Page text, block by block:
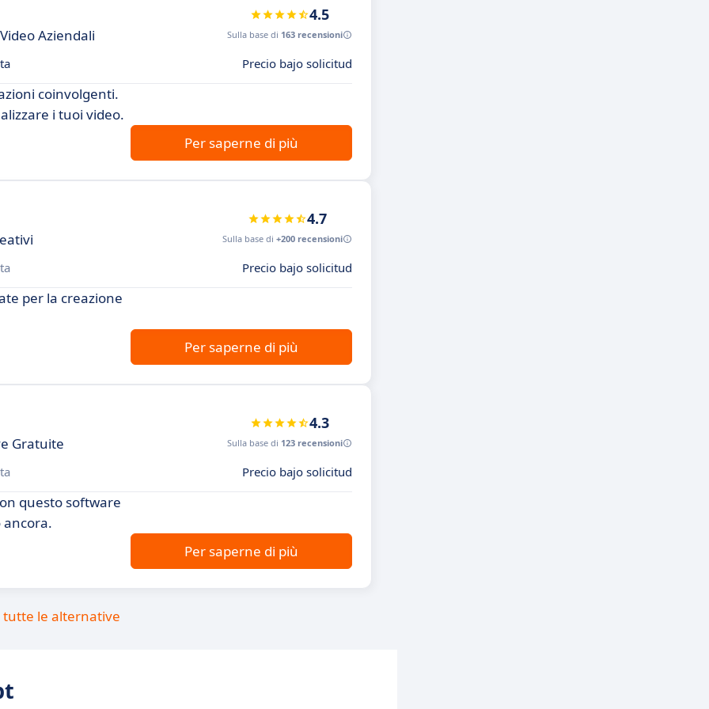
Aziendali
4.5
Sulla base di 163 recensioni
Precio bajo solicitud
coinvolgenti.
i tuoi video.
Per saperne di più
4.7
Sulla base di +200 recensioni
Precio bajo solicitud
per la creazione
Per saperne di più
Gratuite
4.3
Sulla base di 123 recensioni
Precio bajo solicitud
questo software
Per saperne di più
tutte le alternative